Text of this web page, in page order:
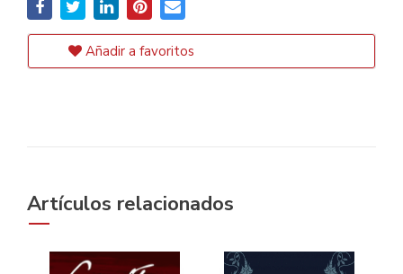
Añadir a favoritos
Artículos relacionados